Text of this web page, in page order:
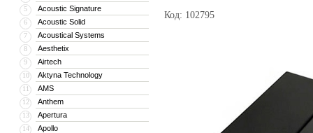
5 Acoustic Signature
6 Acoustic Solid
7 Acoustical Systems
8 Aesthetix
9 Airtech
10 Aktyna Technology
11 AMS
12 Anthem
13 Apertura
14 Apollo
Код: 102795